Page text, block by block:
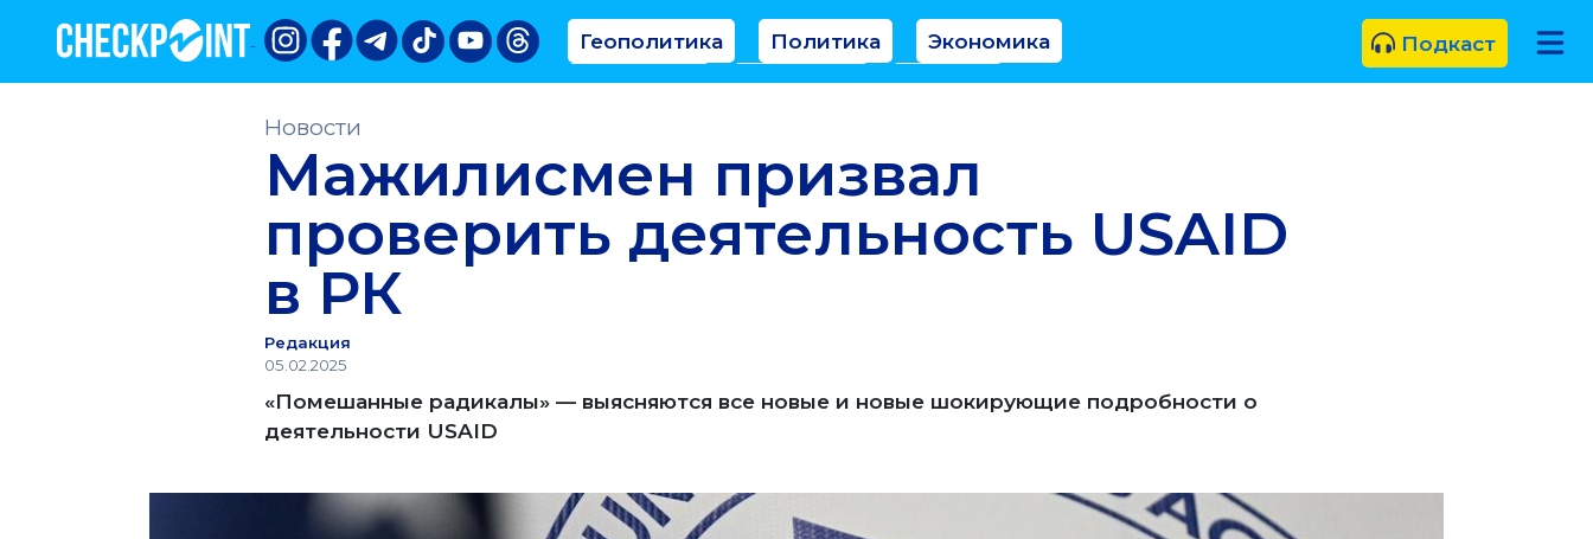
Геополитика Политика
Экономика
Аналитика
Интервью Мнение
Подкаст
Новости
Мажилисмен призвал
проверить деятельность USAID
в РК
Редакция
05.02.2025
«Помешанные радикалы» — выясняются все новые и новые шокирующие подробности о
деятельности USAID